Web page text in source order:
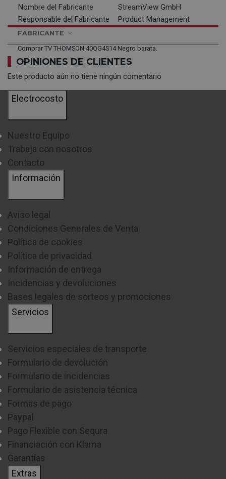
Nombre del Fabricante
StreamView GmbH
Responsable del Fabricante
Product Management
FABRICANTE
Comprar TV THOMSON 40QG4S14 Negro barata.
OPINIONES DE CLIENTES
Este producto aún no tiene ningún comentario
Electrocosto
Nuestro Equipo
Trabaja con nosotros
Contacto
Información
Aviso legal
Condiciones Generales de Venta
Política de cookies
Política de privacidad
Información de entrega
Incidencias y devoluciones
Bases legales de sorteos y promociones
Servicios
Servicios especiales de transporte
Formulario de devolución
Formulario de incidencias
Formulario de asistencia técnica
Formas de pago
Paypal
Pago Flexible con Sequra
Financiación con Klarna
Garantías
Extras